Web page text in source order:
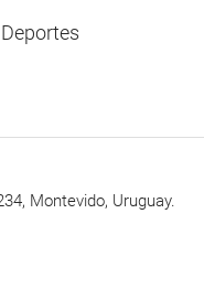
Montevido, Uruguay.